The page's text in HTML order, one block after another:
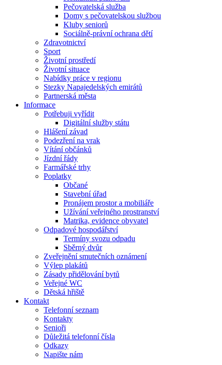
Pečovatelská služba
Domy s pečovatelskou službou
Kluby seniorů
Sociálně-právní ochrana dětí
Zdravotnictví
Sport
Životní prostředí
Životní situace
Nabídky práce v regionu
Stezky Napajedelských emirátů
Partnerská města
Informace
Potřebuji vyřídit
Digitální služby státu
Hlášení závad
Podezření na vrak
Vítání občánků
Jízdní řády
Farmářské trhy
Poplatky
Občané
Stavební úřad
Pronájem prostor a mobiliáře
Užívání veřejného prostranství
Matrika, evidence obyvatel
Odpadové hospodářství
Termíny svozu odpadu
Sběrný dvůr
Zveřejnění smutečních oznámení
Výlep plakátů
Zásady přidělování bytů
Veřejné WC
Dětská hřiště
Kontakt
Telefonní seznam
Kontakty
Senioři
Důležitá telefonní čísla
Odkazy
Napište nám